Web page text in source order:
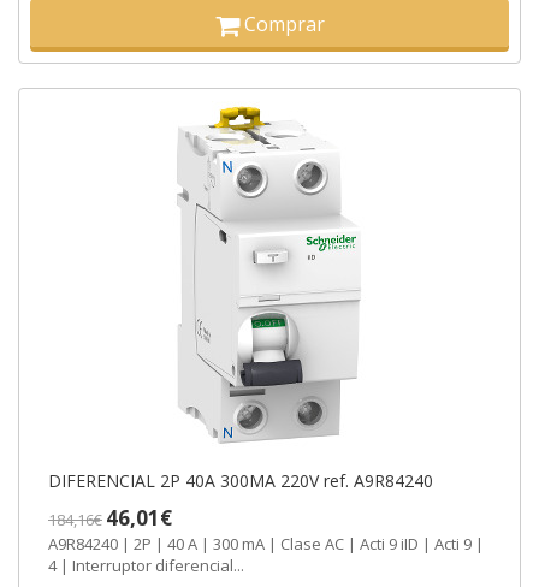
Comprar
DIFERENCIAL 2P 40A 300MA 220V ref. A9R84240
184,16€ 46,01€
A9R84240 | 2P | 40 A | 300 mA | Clase AC | Acti 9 iID | Acti 9 |
4 | Interruptor diferencial...